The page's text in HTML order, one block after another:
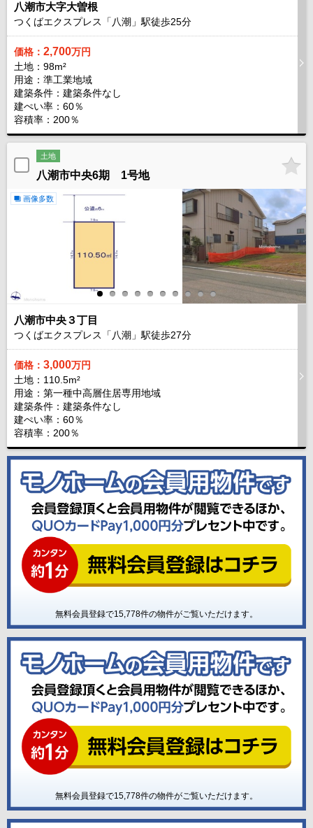
八潮市大字大曽根
つくばエクスプレス「八潮」駅徒歩25分
価格： 2,700万円
土地：98m²
用途：準工業地域
建築条件： 建築条件なし
建ぺい率：60％
容積率：200％
土地
八潮市中央6期 1号地
画像多数
八潮市中央３丁目
つくばエクスプレス「八潮」駅徒歩27分
価格： 3,000万円
土地：110.5m²
用途：第一種中高層住居専用地域
建築条件： 建築条件なし
建ぺい率：60％
容積率：200％
無料会員登録で15,778件の物件がご覧いただけます。
無料会員登録で15,778件の物件がご覧いただけます。